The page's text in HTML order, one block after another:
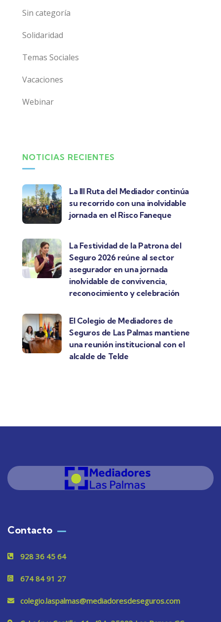
Sin categoría
Solidaridad
Temas Sociales
Vacaciones
Webinar
NOTICIAS RECIENTES
La III Ruta del Mediador continúa
su recorrido con una inolvidable
jornada en el Risco Faneque
La Festividad de la Patrona del
Seguro 2026 reúne al sector
asegurador en una jornada
inolvidable de convivencia,
reconocimiento y celebración
El Colegio de Mediadores de
Seguros de Las Palmas mantiene
una reunión institucional con el
alcalde de Telde
Contacto
928 36 45 64
674 84 91 27
colegio.laspalmas@mediadoresdeseguros.com